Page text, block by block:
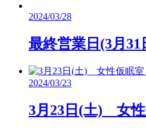
2024/03/28
最終営業日(3月
2024/03/23
3月23日(土) 女